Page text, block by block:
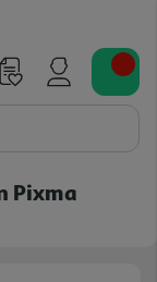
Pixma